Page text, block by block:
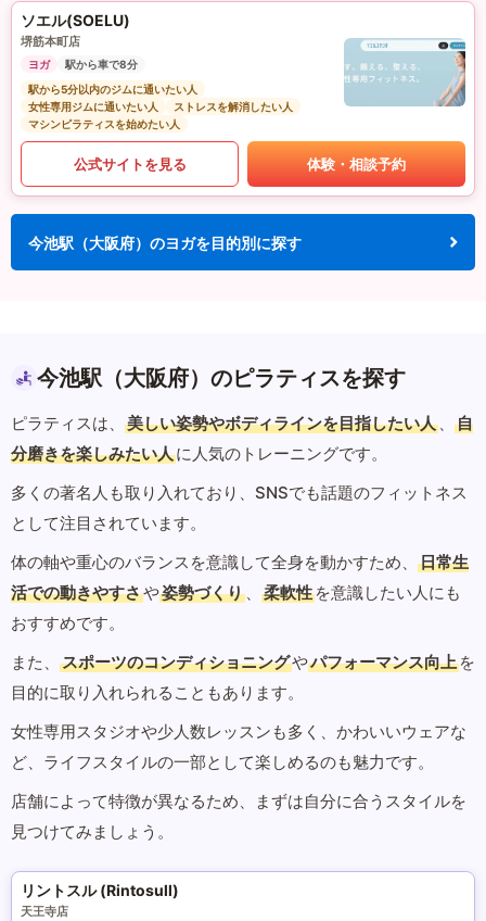
ソエル(SOELU)
堺筋本町店
ヨガ
駅から車で8分
駅から5分以内のジムに通いたい人
女性専用ジムに通いたい人
ストレスを解消したい人
マシンピラティスを始めたい人
公式サイトを見る 体験・相談予約
今池駅（大阪府）のヨガを目的別に探す
今池駅（大阪府）のピラティスを探す
ピラティスは、 美しい姿勢やボディラインを目指したい人 、
自
分磨きを楽しみたい人に人気のトレーニングです。
多くの著名人も取り入れており、SNSでも話題のフィットネス
として注目されています。
体の軸や重心のバランスを意識して全身を動かすため、
日常生
活での動きやすさや姿勢づくり 、 柔軟性 を意識したい人にも
おすすめです。
また、
スポーツのコンディショニングやパフォーマンス向上 を
目的に取り入れられることもあります。
女性専用スタジオや少人数レッスンも多く、かわいいウェアな
ど、ライフスタイルの一部として楽しめるのも魅力です。
店舗によって特徴が異なるため、まずは自分に合うスタイルを
見つけてみましょう。
リントスル (Rintosull)
天王寺店